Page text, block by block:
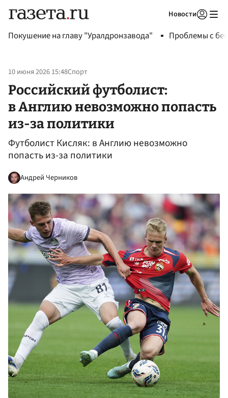
Новости
Покушение на главу "Уралдронзавода" Проблемы с
10 июня 2026 15:48Спорт
Российский футболист:
в Англию невозможно попасть
из-за политики
Футболист Кисляк: в Англию невозможно
попасть из-за политики
Андрей Черников